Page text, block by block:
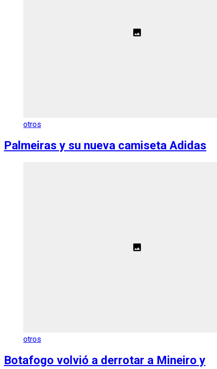
otros
Palmeiras y su nueva camiseta Adidas
otros
Botafogo volvió a derrotar a Mineiro y